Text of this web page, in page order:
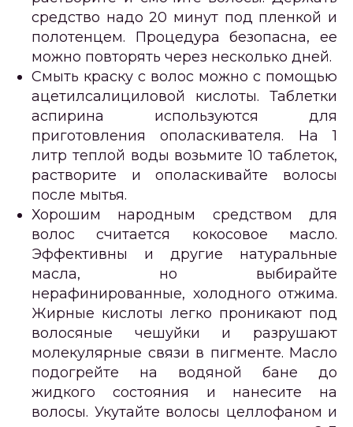
средство надо 20 минут под пленкой и
полотенцем. Процедура безопасна, ее
можно повторять через несколько дней.
Смыть краску с волос можно с помощью
ацетилсалициловой кислоты. Таблетки
аспирина используются для
приготовления ополаскивателя. На 1
литр теплой воды возьмите 10 таблеток,
растворите и ополаскивайте волосы
после мытья.
Хорошим народным средством для
волос считается кокосовое масло.
Эффективны и другие натуральные
масла, но выбирайте
нерафинированные, холодного отжима.
Жирные кислоты легко проникают под
волосяные чешуйки и разрушают
молекулярные связи в пигменте. Масло
подогрейте на водяной бане до
жидкого состояния и нанесите на
волосы. Укутайте волосы целлофаном и